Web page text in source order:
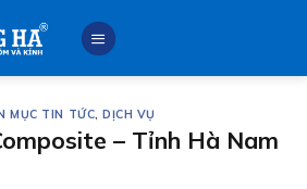
MỤC TIN TỨC,DỊCH VỤ
– Tỉnh Hà Nam